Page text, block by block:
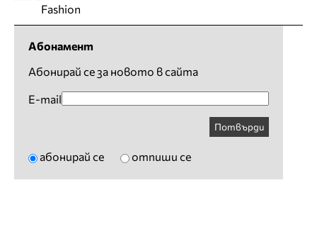
Fashion
Абонамент
Абонирай се за новото в сайта
E-mail
Потвърди
абонирай се отпиши се